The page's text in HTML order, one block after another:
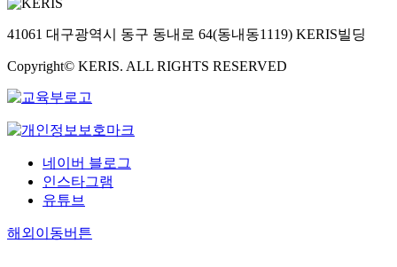
41061 대구광역시 동구 동내로 64(동내동1119) KERIS빌딩
Copyright© KERIS. ALL RIGHTS RESERVED
네이버 블로그
인스타그램
유튜브
해외이동버튼